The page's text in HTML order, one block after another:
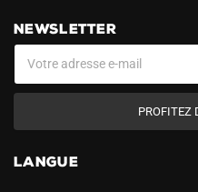
NEWSLETTER
PROFITEZ
LANGUE